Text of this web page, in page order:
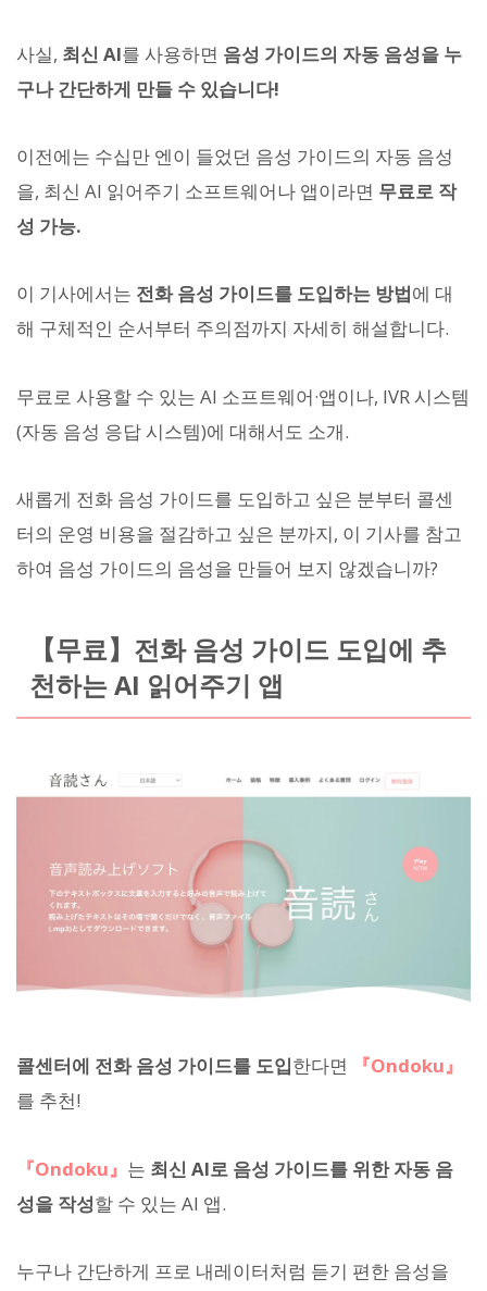
사실, 최신 AI를 사용하면 음성 가이드의 자동 음성을 누
구나 간단하게 만들 수 있습니다!
이전에는 수십만 엔이 들었던 음성 가이드의 자동 음성
을, 최신 AI 읽어주기 소프트웨어나 앱이라면 무료로 작
성 가능.
이 기사에서는 전화 음성 가이드를 도입하는 방법에 대
해 구체적인 순서부터 주의점까지 자세히 해설합니다.
무료로 사용할 수 있는 AI 소프트웨어·앱이나, IVR 시스템
(자동 음성 응답 시스템)에 대해서도 소개.
새롭게 전화 음성 가이드를 도입하고 싶은 분부터 콜센
터의 운영 비용을 절감하고 싶은 분까지, 이 기사를 참고
하여 음성 가이드의 음성을 만들어 보지 않겠습니까?
【무료】전화 음성 가이드 도입에 추
천하는 AI 읽어주기 앱
콜센터에 전화 음성 가이드를 도입한다면
『Ondoku』
를 추천!
『Ondoku』 는 최신 AI로 음성 가이드를 위한 자동 음
성을 작성할 수 있는 AI 앱.
누구나 간단하게 프로 내레이터처럼 듣기 편한 음성을